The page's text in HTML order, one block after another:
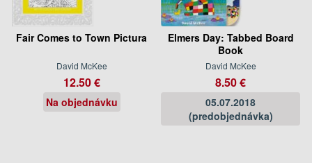
Fair Comes to Town Pictura
David McKee
12.50 €
Na objednávku
Elmers Day: Tabbed Board
Book
David McKee
8.50 €
05.07.2018
(predobjednávka)